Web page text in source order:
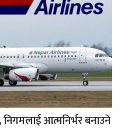
आत्मनिर्भर बनाउने